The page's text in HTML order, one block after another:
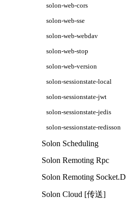
solon-web-cors
solon-web-sse
solon-web-webdav
solon-web-stop
solon-web-version
solon-sessionstate-local
solon-sessionstate-jwt
solon-sessionstate-jedis
solon-sessionstate-redisson
Solon Scheduling
Solon Remoting Rpc
Solon Remoting Socket.D
Solon Cloud [传送]